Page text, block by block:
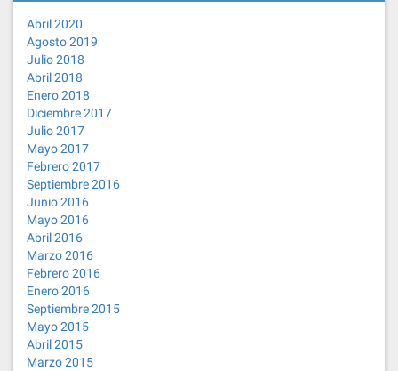
Abril 2020
Agosto 2019
Julio 2018
Abril 2018
Enero 2018
Diciembre 2017
Julio 2017
Mayo 2017
Febrero 2017
Septiembre 2016
Junio 2016
Mayo 2016
Abril 2016
Marzo 2016
Febrero 2016
Enero 2016
Septiembre 2015
Mayo 2015
Abril 2015
Marzo 2015